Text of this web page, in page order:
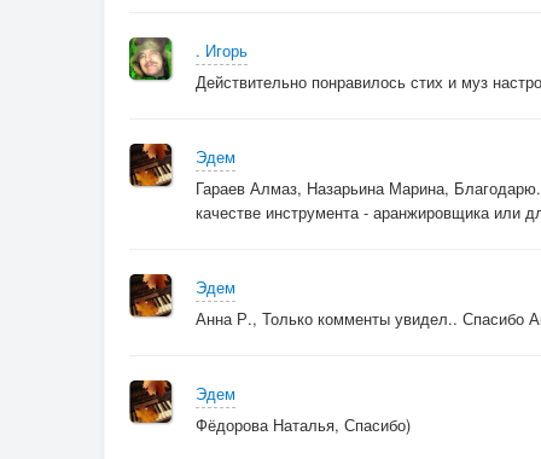
Лишь ты!
. Игорь
Действительно понравилось стих и муз
Эдем
Гараев Алмаз, Назарьина Марина,
качестве инструмента - аранжировщика или
Эдем
Анна Р., Только комменты увидел.. Спасибо
Эдем
Фёдорова Наталья, Спасибо)